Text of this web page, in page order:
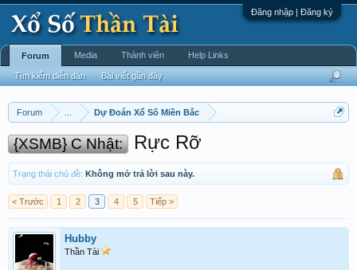
Đăng nhập | Đăng ký
Forum Dự Đoán Xổ Số Miền Bắc
{XSMB} C Nhật: Rực Rỡ
Trạng thái chủ đề: Không mở trả lời sau này.
< Trước 1 2 3 4 5 Tiếp >
Hubby
Thần Tài
Forum
Tìm kiếm diễn đàn Bài viết gần đây
Media Thành viên Help Links